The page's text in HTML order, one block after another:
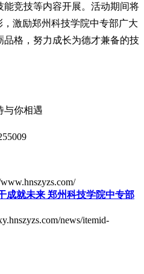
竞技等内容开展。活动期间将
激励郑州科技学院中专部广大
格，努力成长为德才兼备的技
与你相遇
成就未来 郑州科技学院中专部
news/itemid-